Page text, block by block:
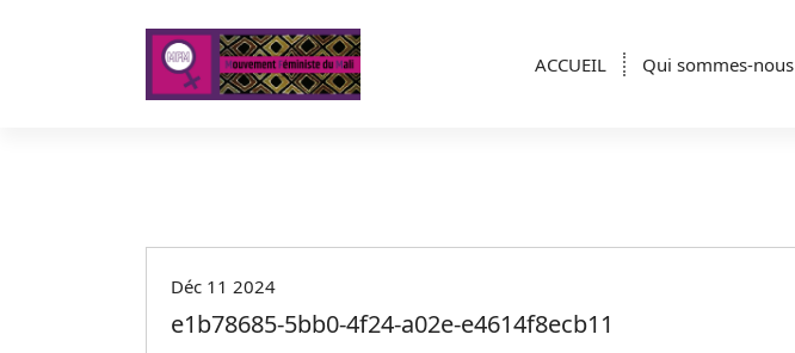
ACCUEIL Qui sommes-nous
Déc 11 2024
e1b78685-5bb0-4f24-a02e-e4614f8ecb11